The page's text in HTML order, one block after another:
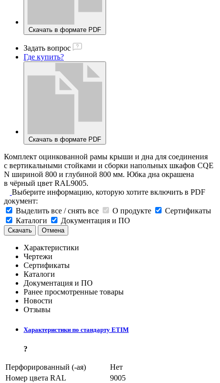
Скачать в формате PDF
Задать вопрос
Где купить?
Скачать в формате PDF
Комплект оцинкованной рамы крыши и дна для соединения
с вертикальными стойками и сборки напольных шкафов CQE
N шириной 800 и глубиной 800 мм. Юбка дна окрашена
в чёрный цвет RAL9005.
Выберите информацию, которую хотите включить в PDF
документ:
Выделить все / снять все
О продукте
Сертификаты
Каталоги
Документация и ПО
Скачать Отмена
Характеристики
Чертежи
Сертификаты
Каталоги
Документация и ПО
Ранее просмотренные товары
Новости
Отзывы
Характеристики по стандарту ETIM
?
Перфорированный (-ая)
Нет
Номер цвета RAL
9005